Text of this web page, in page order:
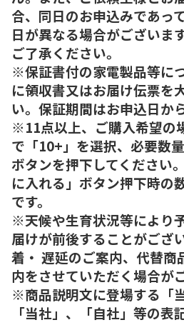
合、同日のお申込みであっ
日が異なる場合がございま
ご了承ください。
※保証書付の家電製品等に
に領収書又はお届け伝票を
い。保証期間はお申込日か
※11点以上、ご購入希望の
で「10+」を選択、必要数
ボタンを押下してください
に入れる」ボタン押下時の
です。
※天候や生育状況等により
届けが前後することがござ
着・ 遅延のご案内、代替商
内をさせていただく場合が
※商品説明文に登場する「
「当社」、「自社」等の表